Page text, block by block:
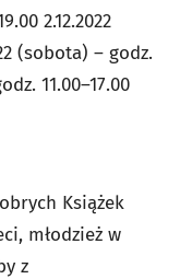
2.12.2022
(sobota) – godz.
11.00–17.00
Książek
młodzież w
z